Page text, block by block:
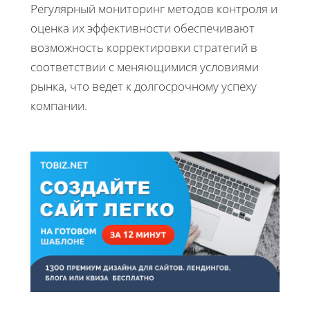
Регулярный мониторинг методов контроля и
оценка их эффективности обеспечивают
возможность корректировки стратегий в
соответствии с меняющимися условиями
рынка, что ведет к долгосрочному успеху
компании.